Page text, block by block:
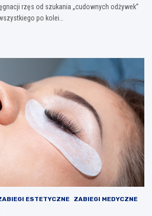
rzęs od szukania „cudownych odżywek”
po kolei…
ESTETYCZNE
ZABIEGI MEDYCZNE